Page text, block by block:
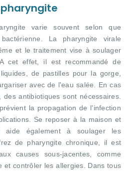
varie souvent selon que
La pharyngite virale
et le traitement vise à soulager
cet effet, il est recommandé de
de pastilles pour la gorge,
avec de l'eau salée. En cas
antibiotiques sont nécessaires.
la propagation de l'infection
Se reposer à la maison et
aide également à soulager les
de pharyngite chronique, il est
causes sous-jacentes, comme
et contrôler les allergies. Dans tous